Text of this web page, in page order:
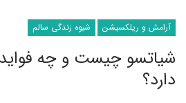
آرامش و ریلکسیشن شیوه زندگی سالم
شیاتسو چیست و چه
دارد؟